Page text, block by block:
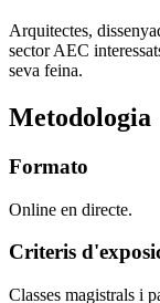
Arquitectes,
sector AEC
seva feina.
Metodologia
Formato
Online en directe.
Criteris
Classes magistrals i